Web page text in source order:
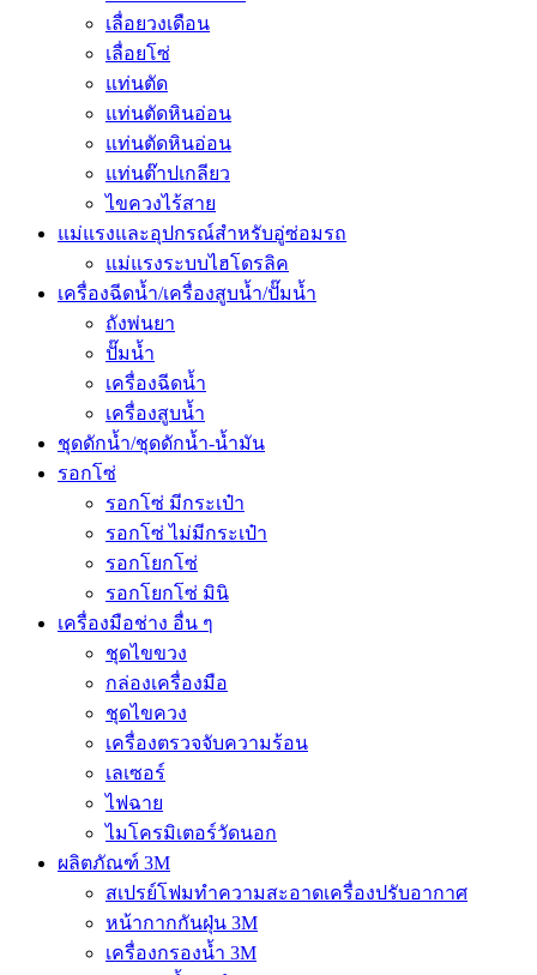
เลื่อยวงเดือน
เลื่อยโซ่
แท่นตัด
แท่นตัดหินอ่อน
แท่นตัดหินอ่อน
แท่นต๊าปเกลียว
ไขควงไร้สาย
แม่แรงและอุปกรณ์สำหรับอู่ซ่อมรถ
แม่แรงระบบไฮโดรลิค
เครื่องฉีดน้ำ/เครื่องสูบน้ำ/ปั๊มน้ำ
ถังพ่นยา
ปั๊มน้ำ
เครื่องฉีดน้ำ
เครื่องสูบน้ำ
ชุดดักน้ำ/ชุดดักน้ำ-น้ำมัน
รอกโซ่
รอกโซ่ มีกระเป๋า
รอกโซ่ ไม่มีกระเป๋า
รอกโยกโซ่
รอกโยกโซ่ มินิ
เครื่องมือช่าง อื่น ๆ
ชุดไขขวง
กล่องเครื่องมือ
ชุดไขควง
เครื่องตรวจจับความร้อน
เลเซอร์
ไฟฉาย
ไมโครมิเตอร์วัดนอก
ผลิตภัณฑ์ 3M
สเปรย์โฟมทำความสะอาดเครื่องปรับอากาศ
หน้ากากกันฝุ่น 3M
เครื่องกรองน้ำ 3M